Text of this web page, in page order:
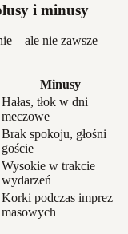
i minusy
– ale nie zawsze
Minusy
Hałas, tłok w dni
meczowe
Brak spokoju, głośni
goście
Wysokie w trakcie
wydarzeń
Korki podczas imprez
masowych